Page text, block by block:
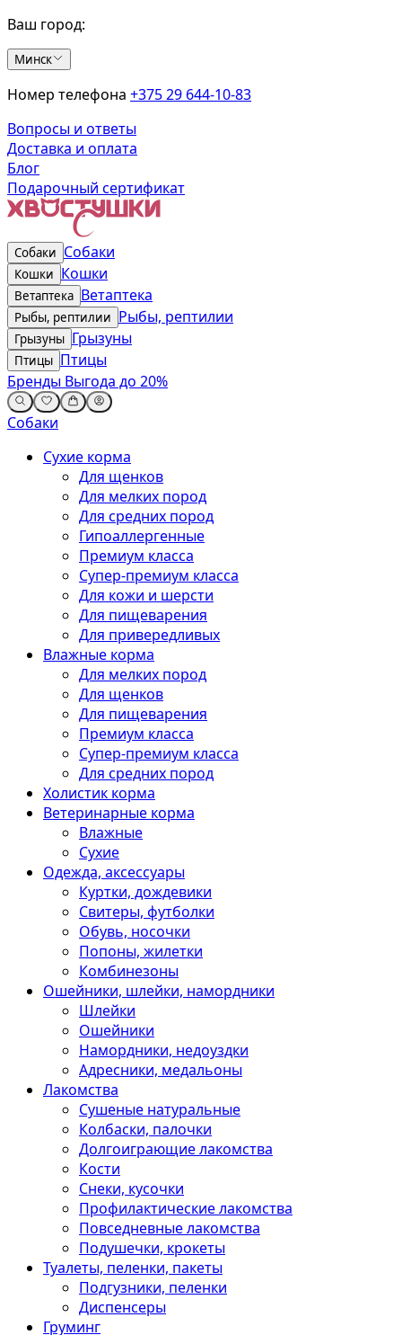
Ваш город:
Минск
Номер телефона +375 29 644-10-83
Вопросы и ответы
Доставка и оплата
Блог
Подарочный сертификат
Собаки Собаки
Кошки Кошки
Ветаптека Ветаптека
Рыбы, рептилии Рыбы, рептилии
Грызуны Грызуны
Птицы Птицы
Бренды Выгода до 20%
Собаки
Сухие корма
Для щенков
Для мелких пород
Для средних пород
Гипоаллергенные
Премиум класса
Супер-премиум класса
Для кожи и шерсти
Для пищеварения
Для привередливых
Влажные корма
Для мелких пород
Для щенков
Для пищеварения
Премиум класса
Супер-премиум класса
Для средних пород
Холистик корма
Ветеринарные корма
Влажные
Сухие
Одежда, аксессуары
Куртки, дождевики
Свитеры, футболки
Обувь, носочки
Попоны, жилетки
Комбинезоны
Ошейники, шлейки, намордники
Шлейки
Ошейники
Намордники, недоуздки
Адресники, медальоны
Лакомства
Сушеные натуральные
Колбаски, палочки
Долгоиграющие лакомства
Кости
Снеки, кусочки
Профилактические лакомства
Повседневные лакомства
Подушечки, крокеты
Туалеты, пеленки, пакеты
Подгузники, пеленки
Диспенсеры
Груминг